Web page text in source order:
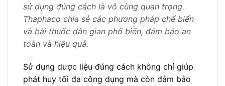
sử dụng đúng cách là vô cùng quan trọng.
Thaphaco chia sẻ các phương pháp chế biến
và bài thuốc dân gian phổ biến, đảm bảo an
toàn và hiệu quả.
Sử dụng dược liệu đúng cách không chỉ giúp
phát huy tối đa công dụng mà còn đảm bảo